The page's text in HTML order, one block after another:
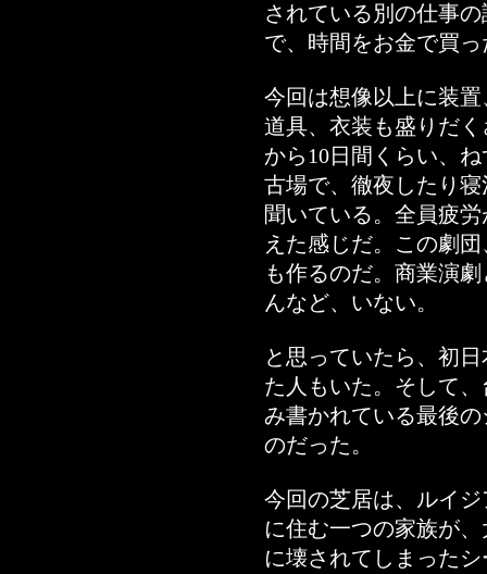
されている別の仕事
で、時間をお金で買
今回は想像以上に装
道具、衣装も盛りだ
から10日間くらい、
古場で、徹夜したり
聞いている。全員疲
えた感じだ。この劇
も作るのだ。商業演
んなど、いない。
と思っていたら、初
た人もいた。そして
み書かれている最後
のだった。
今回の芝居は、ルイ
に住む一つの家族が
に壊されてしまった